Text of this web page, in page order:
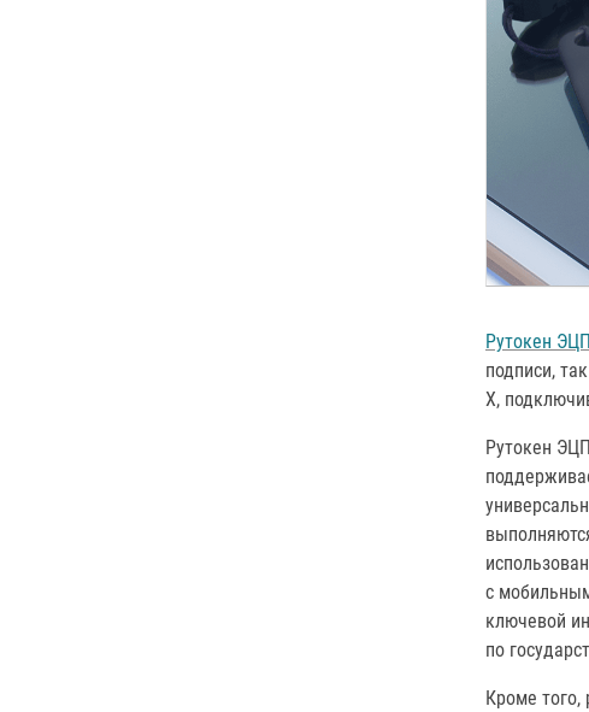
Рутокен
подписи,
X,
Рутокен
с
ключевой
по
Кроме